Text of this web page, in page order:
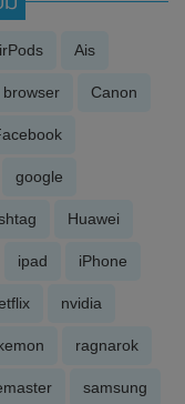
Ais
browser Canon
google
Huawei
ipad iPhone
nvidia
ragnarok
samsung